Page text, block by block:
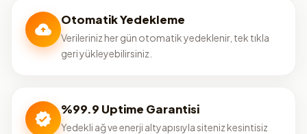
Otomatik Yedekleme
Verileriniz her gün otomatik yedeklenir, tek tıkla
geri yükleyebilirsiniz.
%99.9 Uptime Garantisi
Yedekli ağ ve enerji altyapısıyla siteniz kesintisiz